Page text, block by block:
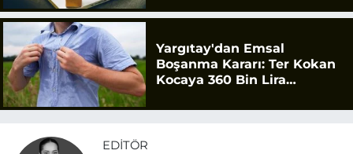
Yargıtay'dan Emsal
Boşanma Kararı: Ter Kokan
Kocaya 360 Bin Lira
EDITÖR